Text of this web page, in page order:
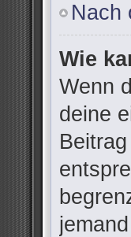
Nach
Wie
Wenn
deine